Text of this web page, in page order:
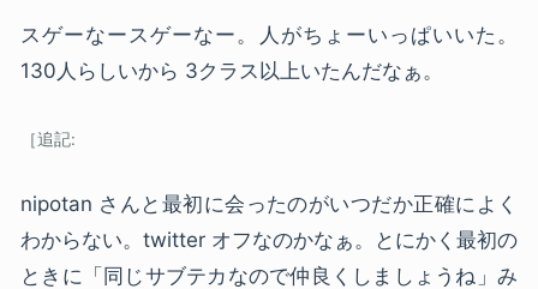
スゲーなースゲーなー。人がちょーいっぱいいた。
130人らしいから 3クラス以上いたんだなぁ。
nipotan さんと最初に会ったのがいつだか正確によく
わからない。twitter オフなのかなぁ。とにかく最初の
ときに「同じサブテカなので仲良くしましょうね」み